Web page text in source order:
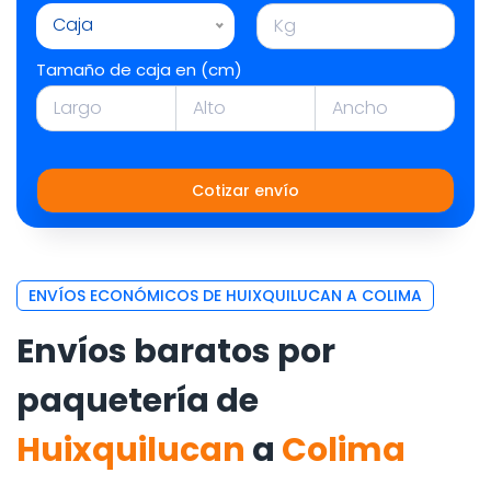
Caja
Tamaño de caja en (cm)
Cotizar envío
ENVÍOS ECONÓMICOS DE HUIXQUILUCAN A COLIMA
Envíos baratos por
paquetería de
Huixquilucan a Colima